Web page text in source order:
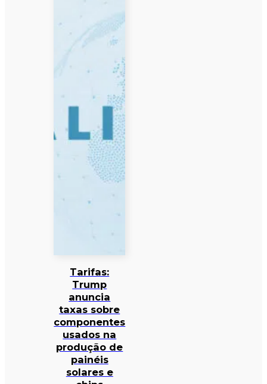
Tarifas:
Trump
anuncia
taxas sobre
componentes
usados na
produção de
painéis
solares e